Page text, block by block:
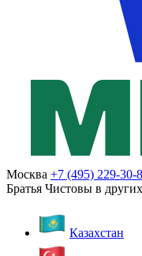
Москва +7 (495) 229-30-
Братья Чистовы в
Казахстан